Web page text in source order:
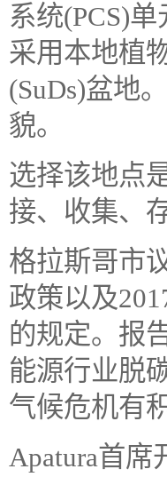
系统(PCS)
采用本地植
(SuDs)盆地
貌。
选择该地点
接、收集、
格拉斯哥市
政策以及
的规定。报
能源行业脱
气候危机有
Apatura首席